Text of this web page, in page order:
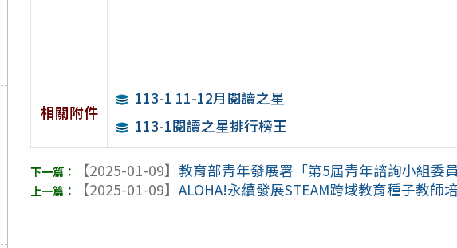
相關附件
113-1 11-12月閱讀之星
113-1閱讀之星排行榜王
【2025-01-09】教育部青年發展署「第5屆青年諮詢小組委員
【2025-01-09】ALOHA!永續發展STEAM跨域教育種子教師